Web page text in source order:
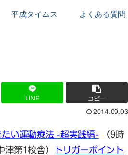
平成タイムス よくある質問
LINE コピー
2014.09.03
い運動療法 -超実践編- （9時
第1校舎）
トリガーポイント